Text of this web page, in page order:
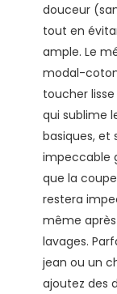
douceur
tout en
ample. Le
modal-
toucher
qui sublime
basiques, et
impeccable
que la
restera
même
lavages.
jean ou un
ajoutez des